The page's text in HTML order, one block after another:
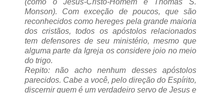
Monson). Com exceção de poucos, que são
reconhecidos como hereges pela grande maioria
dos cristãos, todos os apóstolos relacionados
tem defensores de seu ministério, mesmo que
alguma parte da Igreja os considere joio no meio
do trigo.
Repito: não acho nenhum desses apóstolos
parecidos. Cabe a você, pelo direção do Espírito,
discernir quem é um verdadeiro servo de Jesus e